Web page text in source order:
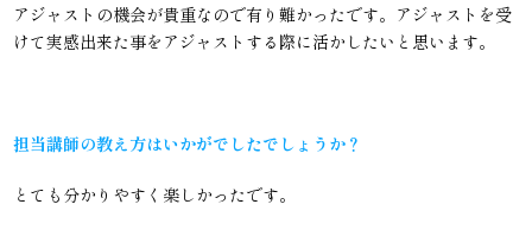
アジャストの機会が貴重なので有り難かったです。アジャストを受
けて実感出来た事をアジャストする際に活かしたいと思います。
担当講師の教え方はいかがでしたでしょうか？
とても分かりやすく楽しかったです。